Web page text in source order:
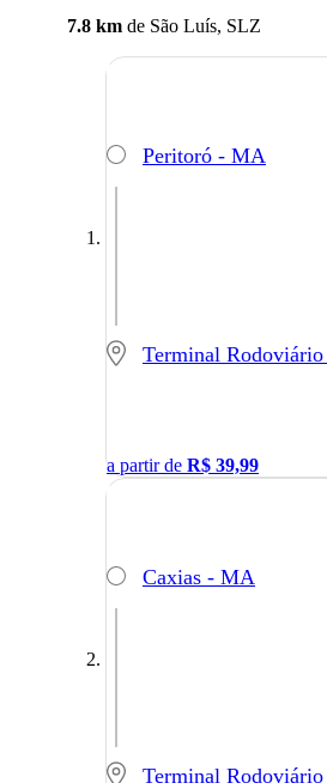
7.8 km de São Luís, SLZ
Peritoró - MA
a partir de R$ 39,99
Caxias - MA